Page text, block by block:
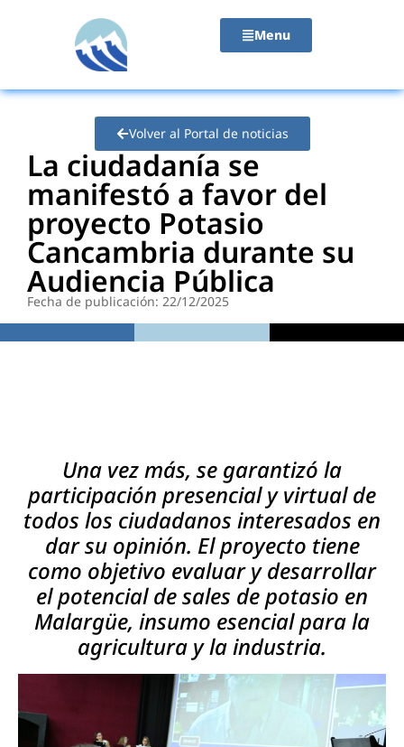
Menu
Volver al Portal de noticias
La ciudadanía se
manifestó a favor del
proyecto Potasio
Cancambria durante su
Audiencia Pública
Fecha de publicación: 22/12/2025
Una vez más, se garantizó la
participación presencial y virtual de
todos los ciudadanos interesados en
dar su opinión. El proyecto tiene
como objetivo evaluar y desarrollar
el potencial de sales de potasio en
Malargüe, insumo esencial para la
agricultura y la industria.